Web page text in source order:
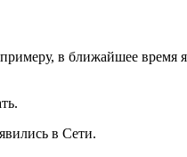
в ближайшее время
в Сети.